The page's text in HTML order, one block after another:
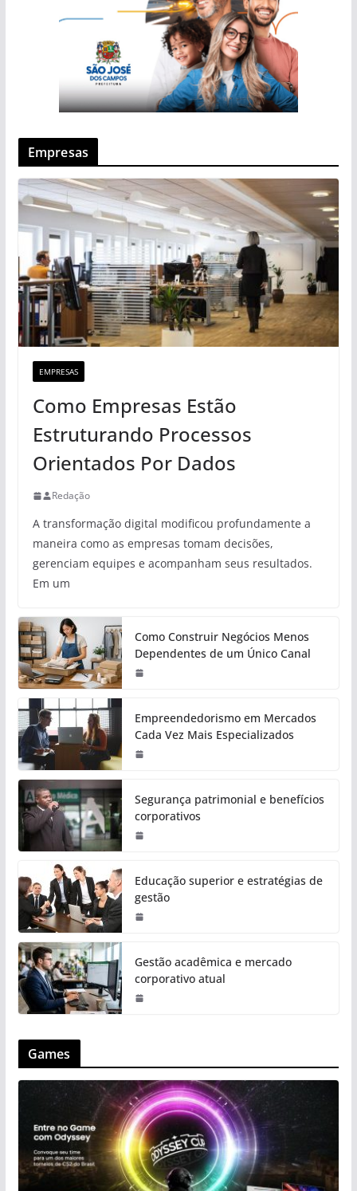
Empresas
EMPRESAS
Como Empresas Estão
Estruturando Processos
Orientados Por Dados
Redação
A transformação digital modificou profundamente a
maneira como as empresas tomam decisões,
gerenciam equipes e acompanham seus resultados.
Em um
Como Construir Negócios Menos
Dependentes de um Único Canal
Empreendedorismo em Mercados
Cada Vez Mais Especializados
Segurança patrimonial e benefícios
corporativos
Educação superior e estratégias de
gestão
Gestão acadêmica e mercado
corporativo atual
Games